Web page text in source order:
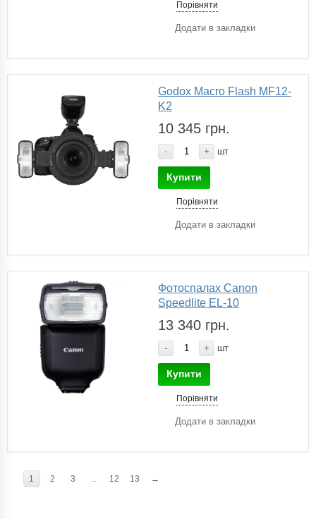
Порівняти
Додати в закладки
Godox Macro Flash MF12-
K2
10 345 грн.
- + шт
Купити
Порівняти
Додати в закладки
Фотоспалах Canon
Speedlite EL-10
13 340 грн.
- + шт
Купити
Порівняти
Додати в закладки
1 2 3 12 13 →